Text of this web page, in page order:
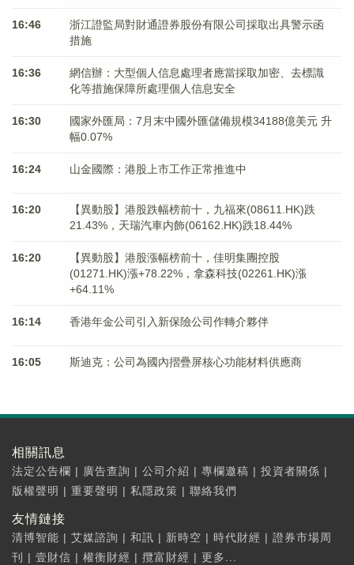
16:46
浙江證監局對財通證券股份有限公司採取出具警示函
措施
16:36
網信辦：大型個人信息處理者應當採取加密、去標識
化等措施保障所處理個人信息安全
16:30
國家外匯局：7月末中國外匯儲備規模34188億美元 升
幅0.07%
16:24 山金國際：港股上市工作正常推進中
16:20
【異動股】港股跌幅榜前十，九福來(08611.HK)跌
21.43%，天瑞汽車内飾(06162.HK)跌18.44%
16:20
【異動股】港股漲幅榜前十，佳明集團控股
(01271.HK)漲+78.22%，拿森科技(02261.HK)漲
+64.11%
16:14 香港年金公司引入新保險公司作轉介夥伴
16:05 斯迪克：公司為國內摺疊屏核心功能材料供應商
相關訊息
法定公告欄 | 廣告查詢 | 公司介紹 | 專欄邀稿 | 投資者關係 |
版權聲明 | 重要聲明 | 私隱政策 | 聯絡我們
友情鏈接
清博智能 | 艾媒諮詢 | 和訊 | 新時空 | 時代財經 | 證券市場周
刊
| 壹財信 | 權衡財經 | 攬富財經 | 更多...